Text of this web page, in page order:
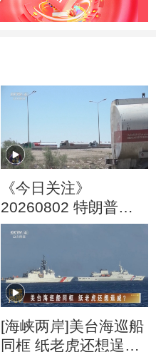
《今日关注》
20260802 特朗普叫
停“最大规模”打击 伊
[海峡两岸]美台海巡船
同框 纸老虎还想逞